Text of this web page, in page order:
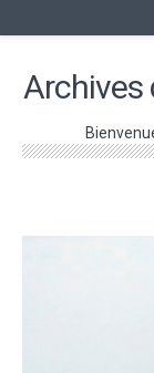
Archives
Vous êtes ici :